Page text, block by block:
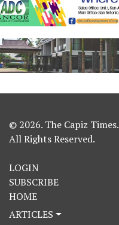
© 2026. The Capiz Times.
All Rights Reserved.
LOGIN
SUBSCRIBE
HOME
ARTICLES